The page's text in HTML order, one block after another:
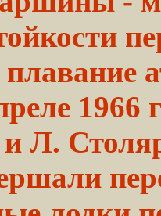
плавание
1966
и Л.